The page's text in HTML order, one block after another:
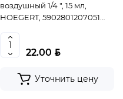
воздушный 1/4 ", 15 мл,
HOEGERT, 5902801207051
22.00 BYN
Уточнить цену